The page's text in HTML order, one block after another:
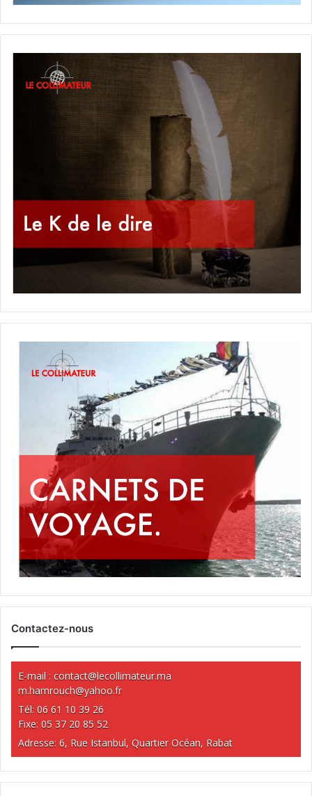
Contactez-nous
E-mail : contact@lecollimateur.ma
m.hamrouch@yahoo.fr
Tél: 06 61 10 39 26
Fixe: 05 37 20 85 52
Adresse: 6, Rue Istanbul, Quartier Océan, Rabat